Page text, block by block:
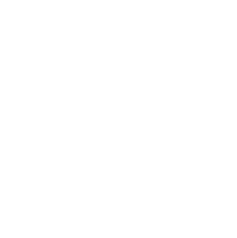
最佳旅游季节...（省略部分内容